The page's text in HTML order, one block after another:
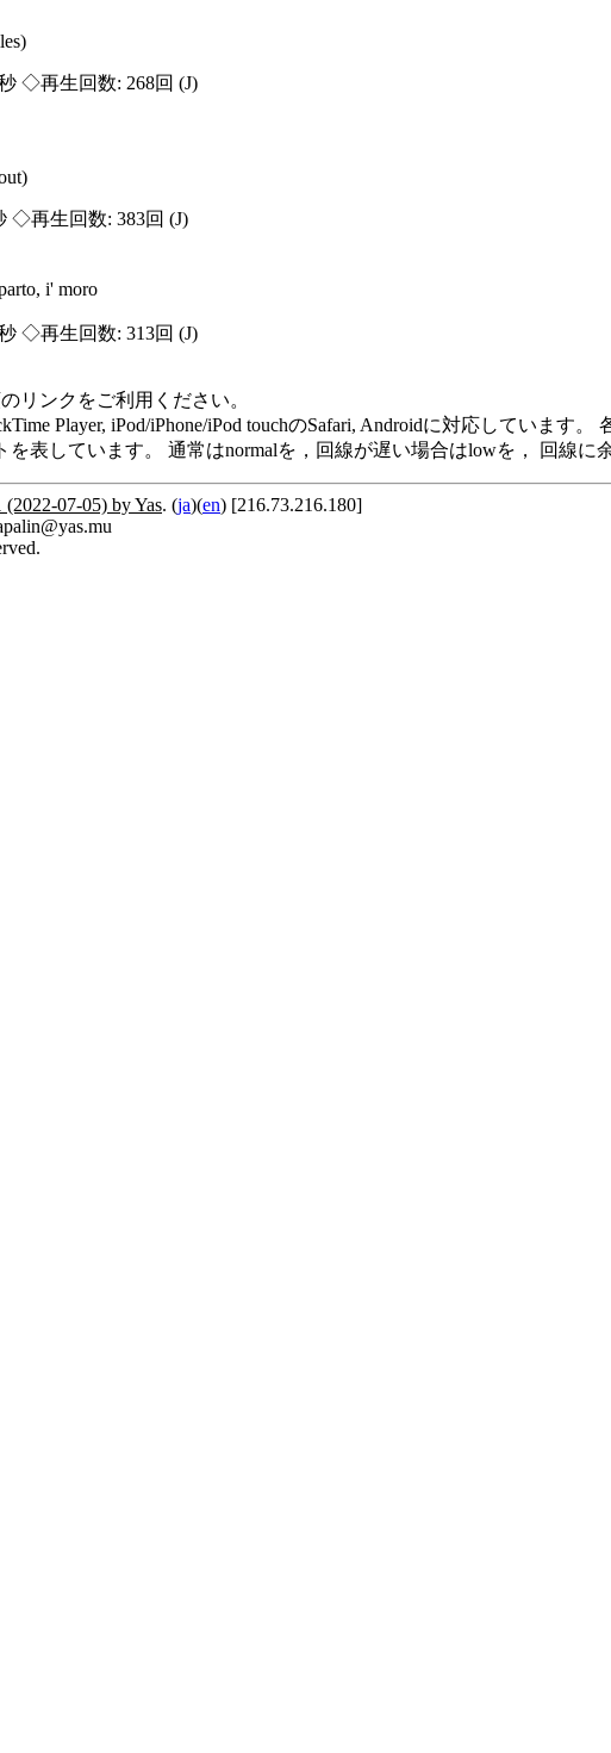
◇再生回数: 268回 (J)
◇再生回数: 383回 (J)
i' moro
◇再生回数: 313回 (J)
リンクをご利用ください。
Player, iPod/iPhone/iPod touchのSafari, Androidに対応していま
を表しています。 通常はnormalを，回線が遅い場合はlowを， 回線
(2022-07-05) by Yas. (ja)(en) [216.73.216.180]